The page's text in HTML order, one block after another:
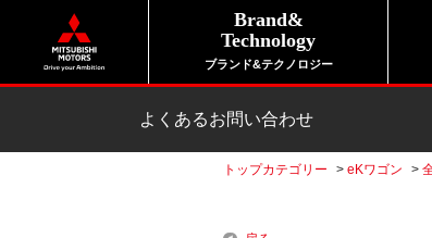
Brand&
Technology
ブランド&テクノロジー
よくあるお問い合わせ
トップカテゴリー > eKワゴン >